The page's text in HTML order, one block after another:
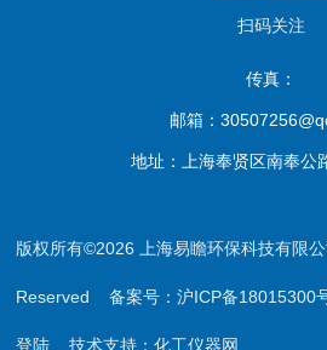
扫码关注
传真：
邮箱：
地址：上海奉贤区南奉公
版权所有©2026 上海易瞻环保科技有限
Reserved备案号：沪ICP备18015300
登陆 技术支持：化工仪器网